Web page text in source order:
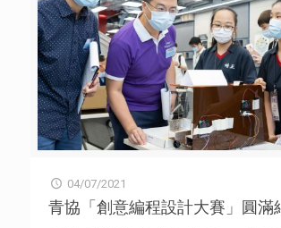
食」等，喚起大家難忘的學生時代回憶；同
打氣區，展示不同人士的手寫心意卡；亦設有
合學生了解升學及就業路向。 在好Come「
驗專區，參加者可先進行情緒狀態評估，隨後
獨有的香薰材料配方，用以調配個人專屬的
「充電休憩區」則設置了帳幕及草地，參加者
休息的時間及空間；遊歷整個市集得到不同啟
「給自己的信」作總結，並於半年後收回信
Jon Jon Jonathan張家希、Hinry劉卓軒、
演，讓大家放鬆心靈，加深認識自己及關注
應2019冠狀病毒病的最新情況，活動安排可能
留意網站27771112.hk的最新公布。參加者須
04/07/2021
青協「創意編程設計大賽」圓滿